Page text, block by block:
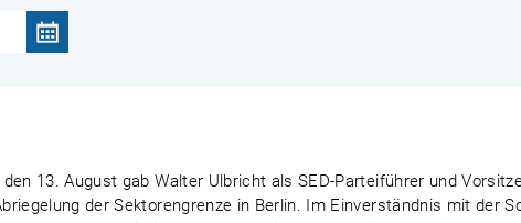
13. August gab Walter Ulbricht als SED-Parteiführer und
der Sektorengrenze in Berlin. Im Einverständnis mit der